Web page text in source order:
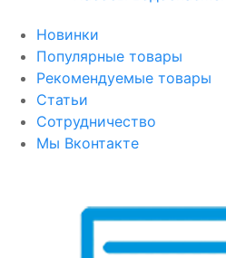
Новинки
Популярные товары
Рекомендуемые товары
Статьи
Сотрудничество
Мы Вконтакте